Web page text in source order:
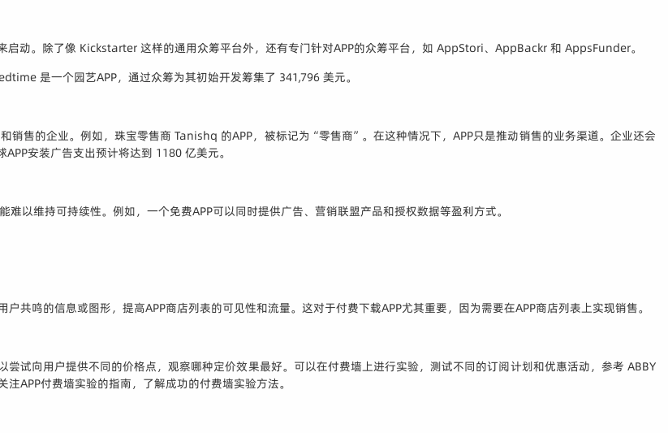
启动。除了像 Kickstarter 这样的通用众筹平台外，还有专门针对APP的众筹平台，如 AppStori、AppBackr 和 AppsFunder。
是一个园艺APP，通过众筹为其初始开发筹集了 341,796 美元。
销售的企业。例如，珠宝零售商 Tanishq 的APP，被标记为“零售商”。在这种情况下，APP只是推动销售的业务渠道。企业还会
安装广告支出预计将达到 1180 亿美元。
以维持可持续性。例如，一个免费APP可以同时提供广告、营销联盟产品和授权数据等盈利方式。
共鸣的信息或图形，提高APP商店列表的可见性和流量。这对于付费下载APP尤其重要，因为需要在APP商店列表上实现销售。
试向用户提供不同的价格点，观察哪种定价效果最好。可以在付费墙上进行实验，测试不同的订阅计划和优惠活动，参考 ABBY
APP付费墙实验的指南，了解成功的付费墙实验方法。